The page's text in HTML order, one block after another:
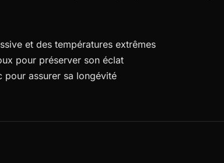
et des températures extrêmes
pour préserver son éclat
pour assurer sa longévité